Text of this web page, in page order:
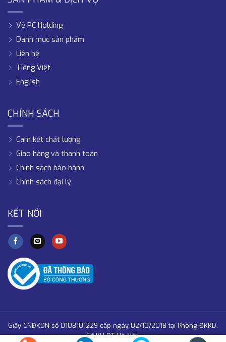
Về PC Holding
Danh mục sản phẩm
Liên hệ
Tiếng Việt
English
CHÍNH SÁCH
Cam kết chất lượng
Giao hàng và thanh toán
Chính sách bảo hành
Chính sách đại lý
KẾT NỐI
Giấy CNĐKDN số 0108101229 cấp ngày 02/10/2018 tại Phòng ĐKKD,
Sở KH-ĐT Hà Nội .